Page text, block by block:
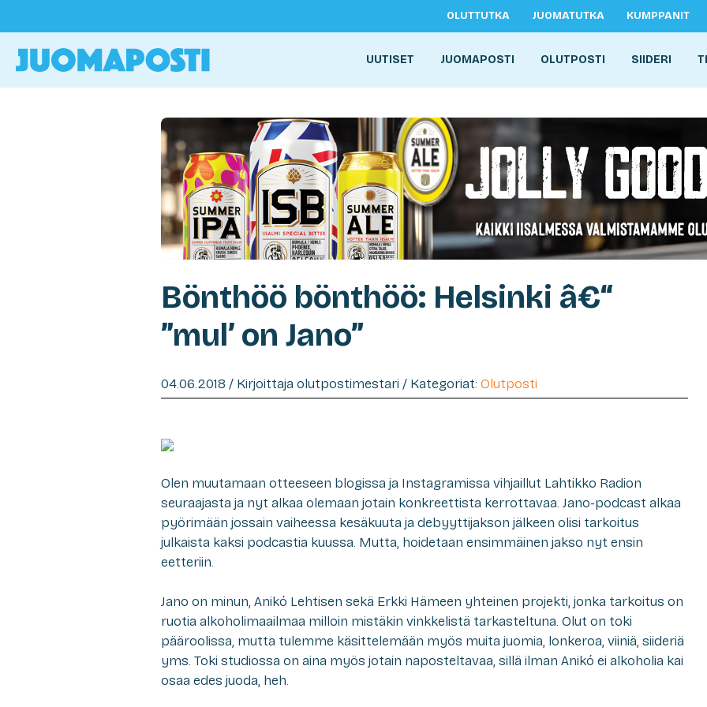
OLUTTUTKA JUOMATUTKA KUMPPANIT
UUTISET JUOMAPOSTI OLUTPOSTI SIIDERI
Bönthöö bönthöö: Helsinki â€“
”mul’ on Jano”
04.06.2018 / Kirjoittaja olutpostimestari / Kategoriat: Olutposti
Olen muutamaan otteeseen blogissa ja Instagramissa vihjaillut Lahtikko Radion
seuraajasta ja nyt alkaa olemaan jotain konkreettista kerrottavaa. Jano-podcast alkaa
pyörimään jossain vaiheessa kesäkuuta ja debyyttijakson jälkeen olisi tarkoitus
julkaista kaksi podcastia kuussa. Mutta, hoidetaan ensimmäinen jakso nyt ensin
eetteriin.
Jano on minun, Anikó Lehtisen sekä Erkki Hämeen yhteinen projekti, jonka tarkoitus on
ruotia alkoholimaailmaa milloin mistäkin vinkkelistä tarkasteltuna. Olut on toki
pääroolissa, mutta tulemme käsittelemään myös muita juomia, lonkeroa, viiniä, siideriä
yms. Toki studiossa on aina myös jotain naposteltavaa, sillä ilman Anikó ei alkoholia kai
osaa edes juoda, heh.